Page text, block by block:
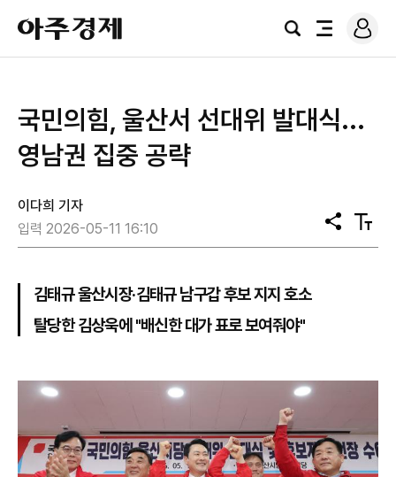
아
주
경
검
전
로
그
국민의힘, 울산서 선대위 발대식...
영남권 집중 공략
이다희 기자
입력 2026-05-11 16:10
공
유
텍
스
김태규 울산시장·김태규 남구갑 후보 지지 호소
탈당한 김상욱에 "배신한 대가 표로 보여줘야"